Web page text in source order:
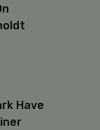
Have